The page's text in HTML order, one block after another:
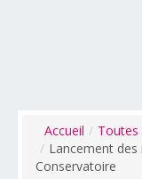
Accueil / Toutes
/ Lancement des
Conservatoire